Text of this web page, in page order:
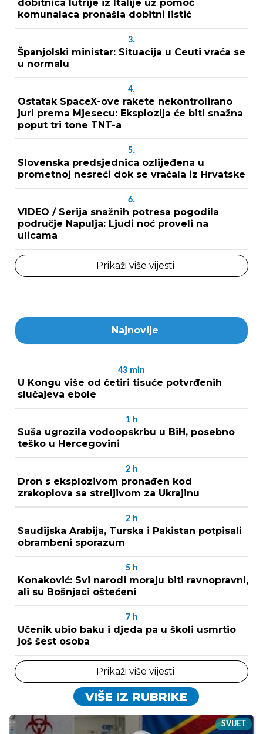
dobitnica lutrije iz Italije uz pomoć
komunalaca pronašla dobitni listić
3.
Španjolski ministar: Situacija u Ceuti vraća se
u normalu
4.
Ostatak SpaceX-ove rakete nekontrolirano
juri prema Mjesecu: Eksplozija će biti snažna
poput tri tone TNT-a
5.
Slovenska predsjednica ozlijeđena u
prometnoj nesreći dok se vraćala iz Hrvatske
6.
VIDEO / Serija snažnih potresa pogodila
područje Napulja: Ljudi noć proveli na
ulicama
Prikaži više vijesti
Najnovije
43 min
U Kongu više od četiri tisuće potvrđenih
slučajeva ebole
1 h
Suša ugrozila vodoopskrbu u BiH, posebno
teško u Hercegovini
2 h
Dron s eksplozivom pronađen kod
zrakoplova sa streljivom za Ukrajinu
2 h
Saudijska Arabija, Turska i Pakistan potpisali
obrambeni sporazum
5 h
Konaković: Svi narodi moraju biti ravnopravni,
ali su Bošnjaci oštećeni
7 h
Učenik ubio baku i djeda pa u školi usmrtio
još šest osoba
Prikaži više vijesti
VIŠE IZ RUBRIKE
SVIJET